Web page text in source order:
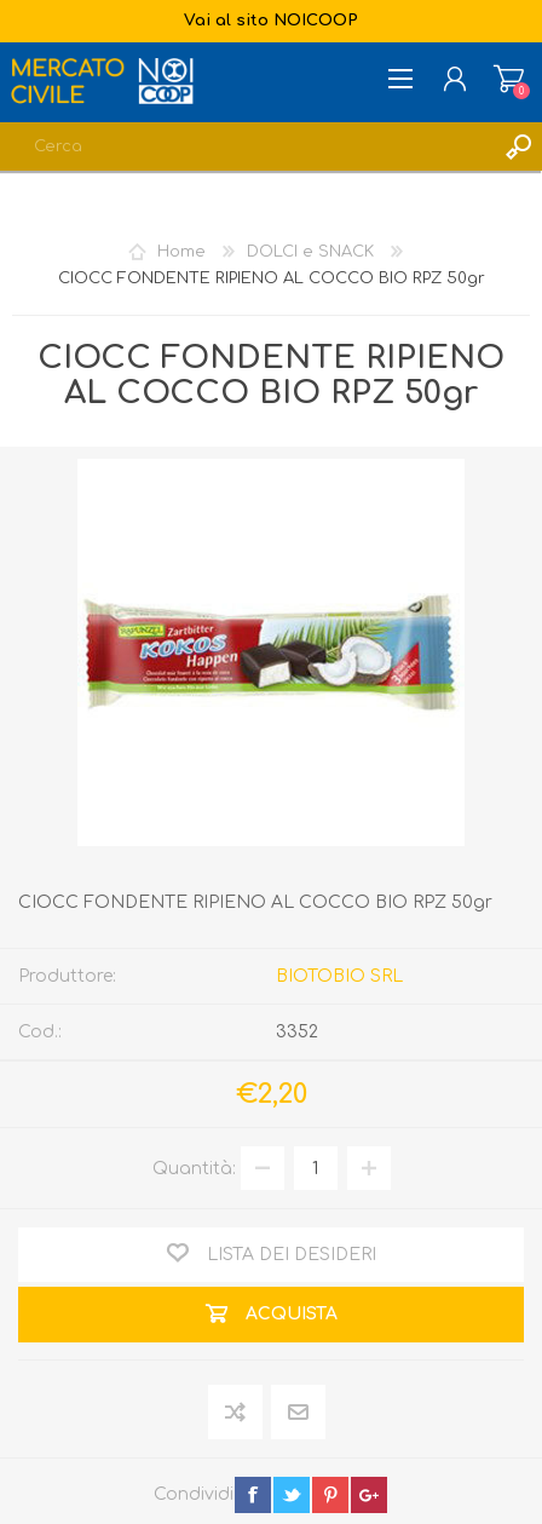
Vai al sito NOICOOP
LISTA DEI DESIDERI
0
Home
DOLCI e SNACK
CIOCC FONDENTE RIPIENO AL COCCO BIO RPZ 50gr
CIOCC FONDENTE RIPIENO
AL COCCO BIO RPZ 50gr
CIOCC FONDENTE RIPIENO AL COCCO BIO RPZ 50gr
Produttore: BIOTOBIO SRL
Cod.: 3352
€2,20
Quantità:
LISTA DEI DESIDERI
ACQUISTA
Condividi